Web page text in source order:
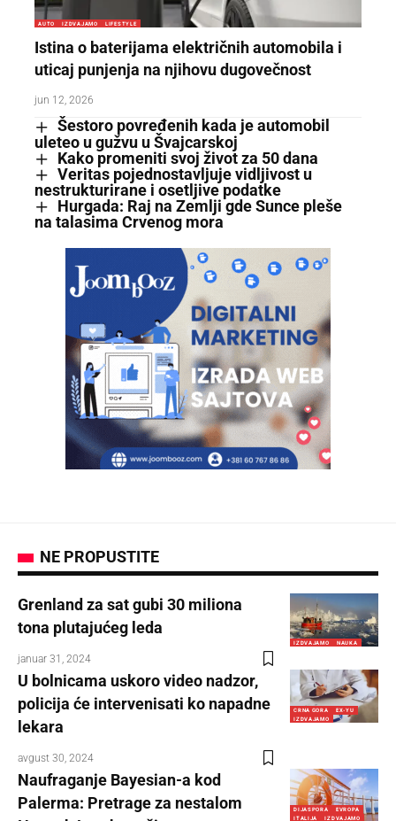
AUTO IZDVAJAMO LIFESTYLE
Istina o baterijama električnih automobila i
uticaj punjenja na njihovu dugovečnost
jun 12, 2026
Šestoro povređenih kada je automobil
uleteo u gužvu u Švajcarskoj
Kako promeniti svoj život za 50 dana
Veritas pojednostavljuje vidljivost u
nestrukturirane i osetljive podatke
Hurgada: Raj na Zemlji gde Sunce pleše
na talasima Crvenog mora
NE PROPUSTITE
IZDVAJAMO NAUKA
Grenland za sat gubi 30 miliona
tona plutajućeg leda
januar 31, 2024
CRNA GORA
EX-YU
IZDVAJAMO
U bolnicama uskoro video nadzor,
policija će intervenisati ko napadne
lekara
avgust 30, 2024
DIJASPORA
EVROPA
ITALIJA
IZDVAJAMO
Naufraganje Bayesian-a kod
Palerma: Pretrage za nestalom